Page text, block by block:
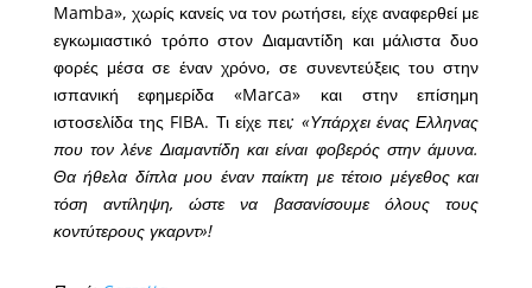
Mamba», χωρίς κανείς να τον ρωτήσει, είχε αναφερθεί με
εγκωμιαστικό τρόπο στον Διαμαντίδη και μάλιστα δυο
φορές μέσα σε έναν χρόνο, σε συνεντεύξεις του στην
ισπανική εφημερίδα «Marca» και στην επίσημη
ιστοσελίδα της FIBA. Τι είχε πει; «Υπάρχει ένας Ελληνας
που τον λένε Διαμαντίδη και είναι φοβερός στην άμυνα.
Θα ήθελα δίπλα μου έναν παίκτη με τέτοιο μέγεθος και
τόση αντίληψη, ώστε να βασανίσουμε όλους τους
κοντύτερους γκαρντ»!